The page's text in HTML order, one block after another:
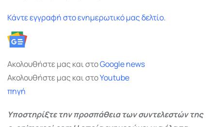
Κάντε εγγραφή στο ενημερωτικό μας δελτίο.
Ακολουθήστε μας και στοGooglenews
Ακολουθήστε μας και στοYoutube
πηγή
Υποστηρίξτε την προσπάθεια των συντελεστών της